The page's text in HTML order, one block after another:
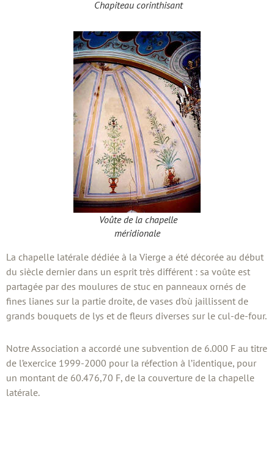
Chapiteau corinthisant
Voûte de la chapelle
méridionale
La chapelle latérale dédiée à la Vierge a été décorée au début
du siècle dernier dans un esprit très différent : sa voûte est
partagée par des moulures de stuc en panneaux ornés de
fines lianes sur la partie droite, de vases d’où jaillissent de
grands bouquets de lys et de fleurs diverses sur le cul-de-four.
Notre Association a accordé une subvention de 6.000 F au titre
de l’exercice 1999-2000 pour la réfection à l’identique, pour
un montant de 60.476,70 F, de la couverture de la chapelle
latérale.